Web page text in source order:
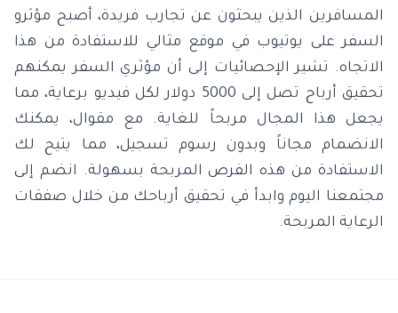
المسافرين الذين يبحثون عن تجارب فريدة، أصبح مؤثرو
السفر على يوتيوب في موقع مثالي للاستفادة من هذا
الاتجاه. تشير الإحصائيات إلى أن مؤثري السفر يمكنهم
تحقيق أرباح تصل إلى 5000 دولار لكل فيديو برعاية، مما
يجعل هذا المجال مربحاً للغاية. مع مقوال، يمكنك
الانضمام مجاناً وبدون رسوم تسجيل، مما يتيح لك
الاستفادة من هذه الفرص المربحة بسهولة. انضم إلى
مجتمعنا اليوم وابدأ في تحقيق أرباحك من خلال صفقات
الرعاية المربحة.